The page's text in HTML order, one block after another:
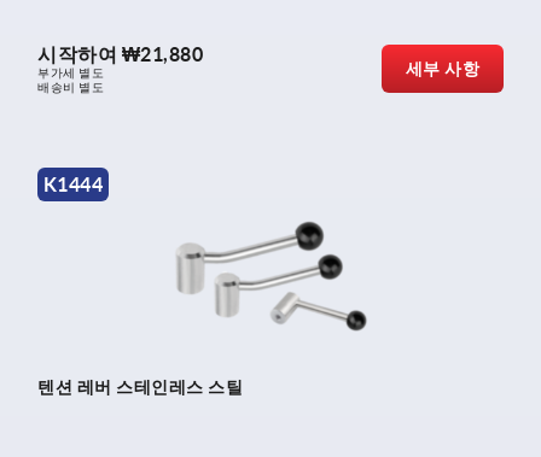
시작하여 ₩21,880
부가세 별도
배송비 별도
세부 사항
K1444
텐션 레버 스테인레스 스틸